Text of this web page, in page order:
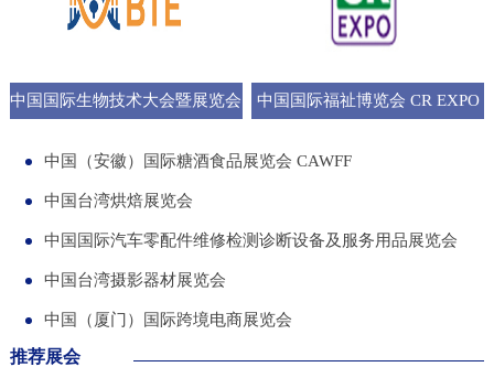
中国国际生物技术大会暨展览会 中国国际福祉博览会 CR EXPO
中国（安徽）国际糖酒食品展览会 CAWFF
中国台湾烘焙展览会
中国国际汽车零配件维修检测诊断设备及服务用品展览会
中国台湾摄影器材展览会
中国（厦门）国际跨境电商展览会
推荐展会